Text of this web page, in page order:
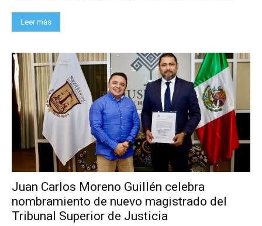
Leer más
Juan Carlos Moreno Guillén celebra
nombramiento de nuevo magistrado del
Tribunal Superior de Justicia